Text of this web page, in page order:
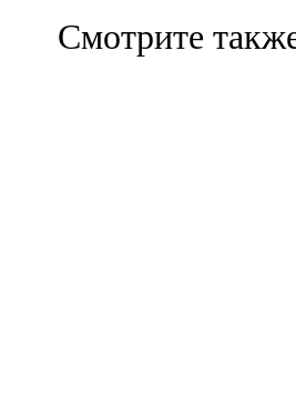
Смотрите